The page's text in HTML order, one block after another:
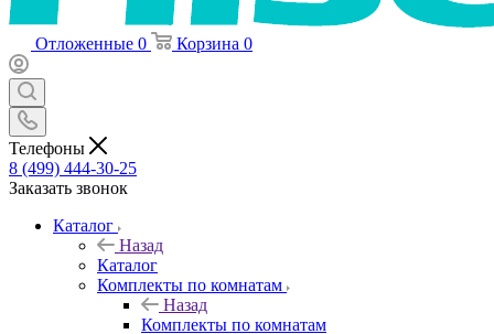
Отложенные 0 Корзина 0
Телефоны
8 (499) 444-30-25
Заказать звонок
Каталог
Назад
Каталог
Комплекты по комнатам
Назад
Комплекты по комнатам